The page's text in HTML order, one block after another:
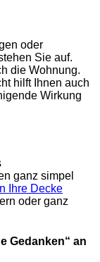
oder
Sie auf.
die Wohnung.
hilft Ihnen auch
Wirkung
ganz simpel
Ihre Decke
oder ganz
Gedanken“ an